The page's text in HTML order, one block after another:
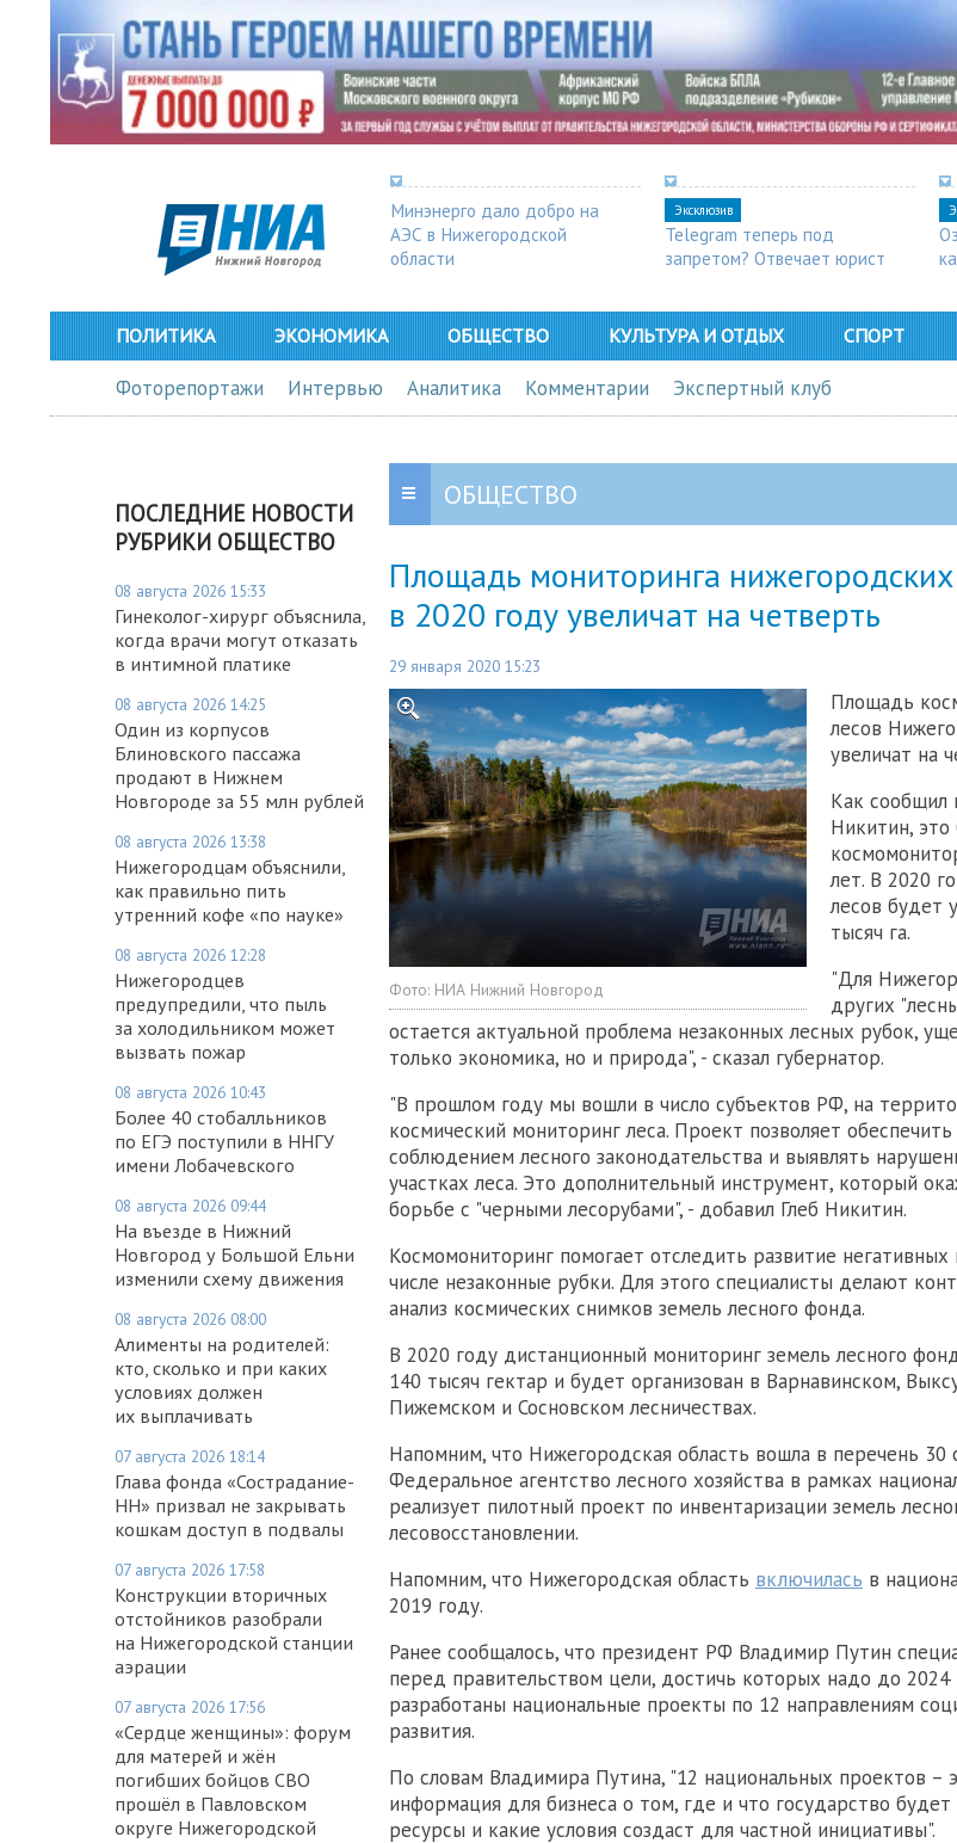
Минэнерго дало добро на
АЭС в Нижегородской
области
Эксклюзив
Telegram теперь под
запретом? Отвечает юрист
ПОЛИТИКА ЭКОНОМИКА ОБЩЕСТВО КУЛЬТУРА И ОТДЫХ СПОРТ
Фоторепортажи Интервью Аналитика Комментарии Экспертный клуб
ПОСЛЕДНИЕ НОВОСТИ
РУБРИКИ ОБЩЕСТВО
08 августа 2026 15:33
Гинеколог-хирург объяснила,
когда врачи могут отказать
в интимной платике
08 августа 2026 14:25
Один из корпусов
Блиновского пассажа
продают в Нижнем
Новгороде за 55 млн рублей
08 августа 2026 13:38
Нижегородцам объяснили,
как правильно пить
утренний кофе «по науке»
08 августа 2026 12:28
Нижегородцев
предупредили, что пыль
за холодильником может
вызвать пожар
08 августа 2026 10:43
Более 40 стобалльников
по ЕГЭ поступили в ННГУ
имени Лобачевского
08 августа 2026 09:44
На въезде в Нижний
Новгород у Большой Ельни
изменили схему движения
08 августа 2026 08:00
Алименты на родителей:
кто, сколько и при каких
условиях должен
их выплачивать
07 августа 2026 18:14
Глава фонда «Сострадание-
НН» призвал не закрывать
кошкам доступ в подвалы
07 августа 2026 17:58
Конструкции вторичных
отстойников разобрали
на Нижегородской станции
аэрации
07 августа 2026 17:56
«Сердце женщины»: форум
для матерей и жён
погибших бойцов СВО
прошёл в Павловском
округе Нижегородской
ОБЩЕСТВО
Площадь мониторинга нижегородских
в 2020 году увеличат на четверть
29 января 2020 15:23
Фото: НИА Нижний Новгород
Площадь
лесов
увеличат на
Как сообщил
Никитин,
лет. В 2020
лесов будет
тысяч га.
"Для
других
остается актуальной проблема незаконных лесных рубок,
только экономика, но и природа", - сказал губернатор.
"В прошлом году мы вошли в число субъектов РФ, на
космический мониторинг леса. Проект позволяет
соблюдением лесного законодательства и выявлять
участках леса. Это дополнительный инструмент, который
борьбе с "черными лесорубами", - добавил Глеб Никитин.
Космомониторинг помогает отследить развитие
числе незаконные рубки. Для этого специалисты делают
анализ космических снимков земель лесного фонда.
В 2020 году дистанционный мониторинг земель лесного
140 тысяч гектар и будет организован в Варнавинском,
Пижемском и Сосновском лесничествах.
Напомним, что Нижегородская область вошла в перечень 30
Федеральное агентство лесного хозяйства в рамках
реализует пилотный проект по инвентаризации земель
лесовосстановлении.
Напомним, что Нижегородская область включилась в
2019 году.
Ранее сообщалось, что президент РФ Владимир Путин
перед правительством цели, достичь которых надо до 2024
разработаны национальные проекты по 12 направлениям
развития.
По словам Владимира Путина, "12 национальных проектов –
информация для бизнеса о том, где и что государство
ресурсы и какие условия создаст для частной инициативы".